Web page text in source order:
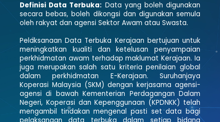
Definisi Data Terbuka: Data yang boleh digunakan
secara bebas, boleh dikongsi dan digunakan semula
oleh rakyat dan agensi Sektor Awam atau Swasta.
Pelaksanaan Data Terbuka Kerajaan bertujuan untuk
meningkatkan kualiti dan ketelusan penyampaian
perkhidmatan awam terhadap maklumat Kerajaan. Ia
juga merupakan salah satu kriteria penilaian global
dalam perkhidmatan E-Kerajaan. Suruhanjaya
Koperasi Malaysia (SKM) dengan kerjasama agensi-
agensi di bawah Kementerian Perdagangan Dalam
Negeri, Koperasi dan Kepenggunaan (KPDNKK) telah
mengambil tindakan mengenal pasti set data bagi